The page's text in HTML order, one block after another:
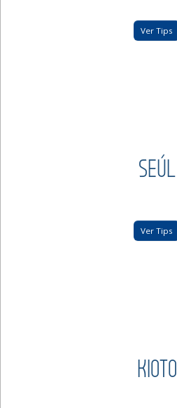
Ver Tips
SEÚL
Ver Tips
KIOTO